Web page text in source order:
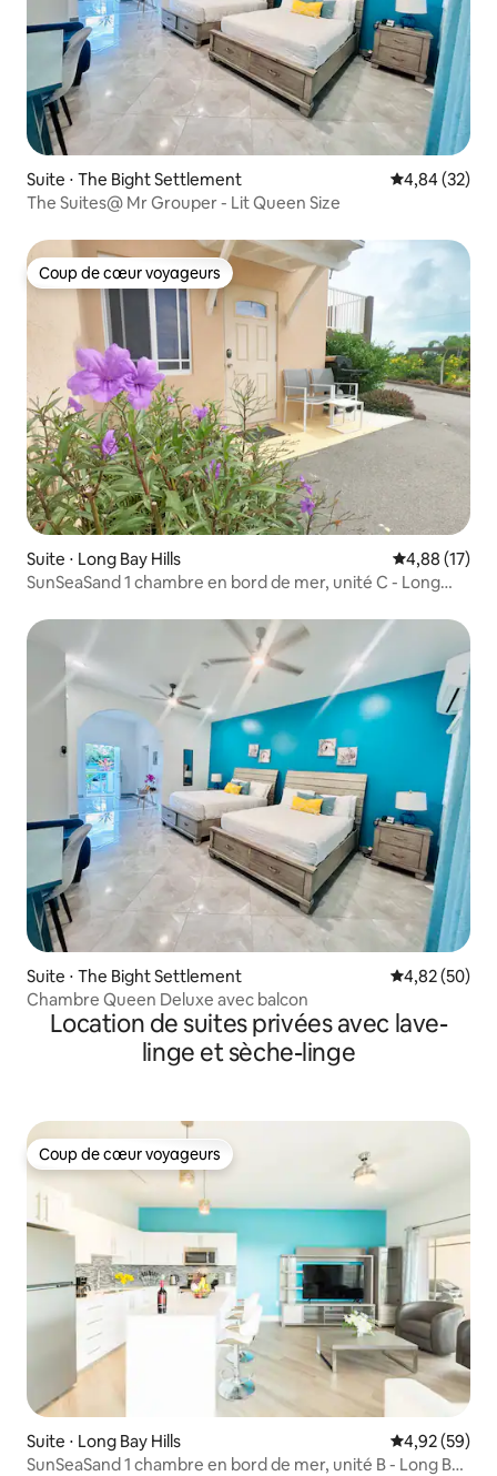
Suite ⋅ The Bight Settlement Évaluation
4,84 (32)
The Suites@ Mr Grouper - Lit Queen Size
Coup de cœur voyageurs
Coup de cœur voyageurs
Suite ⋅ Long Bay Hills Évaluation
4,88 (17)
SunSeaSand 1 chambre en bord de mer, unité C - Long
Suite ⋅ The Bight Settlement Évaluation
4,82 (50)
Chambre Queen Deluxe avec balcon
Location de suites privées avec lave-
linge et sèche-linge
Coup de cœur voyageurs
Coup de cœur voyageurs
Suite ⋅ Long Bay Hills Évaluation
4,92 (59)
SunSeaSand 1 chambre en bord de mer, unité B - Long Bay